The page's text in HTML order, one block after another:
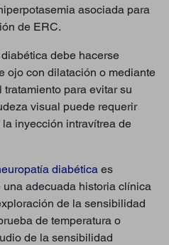
asociada para
de ERC.
debe hacerse
ojo con dilatación o mediante
para evitar su
visual puede requerir
inyección intravítrea de
diabética es
adecuada historia clínica
de la sensibilidad
de temperatura o
de la sensibilidad